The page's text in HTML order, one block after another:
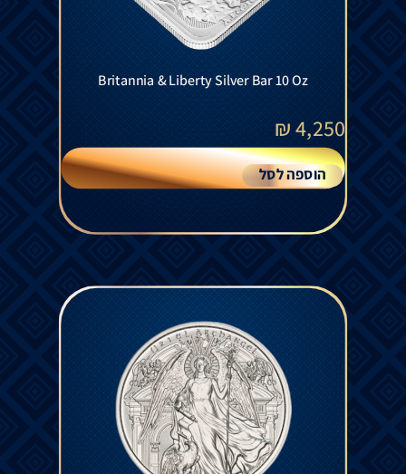
Britannia & Liberty Silver Bar 10 Oz
4,250
₪
הוספה לסל